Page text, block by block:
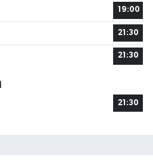
19:00
21:30
21:30
21:30